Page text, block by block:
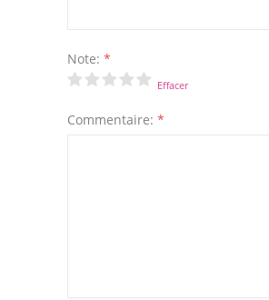
Note: *
Effacer
Commentaire: *